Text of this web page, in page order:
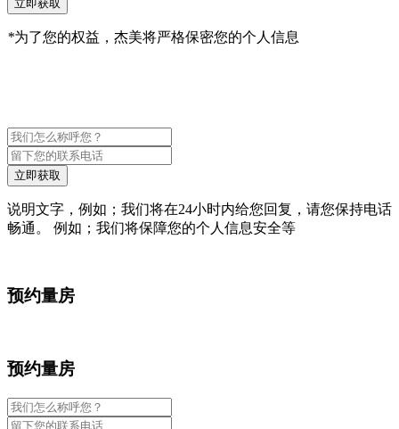
立即获取
*为了您的权益，杰美将严格保密您的个人信息
立即获取
说明文字，例如；我们将在24小时内给您回复，请您保持电话
畅通。 例如；我们将保障您的个人信息安全等
预约量房
预约量房